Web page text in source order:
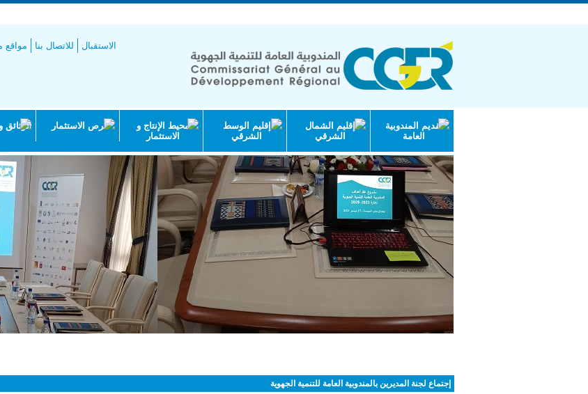
مواقع للاتصال بنا الاستقبال
تقديم المندوبية
العامة
إقليم الشمال
الشرقي
إقليم الوسط
الشرقي
محيط الإنتاج و
الاستثمار
فرص الاستثمار
إجتماع لجنة المديرين بالمندوبية العامة للتنمية الجهوية